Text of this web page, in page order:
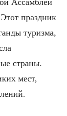
праздник
туризма,
страны.
мест,